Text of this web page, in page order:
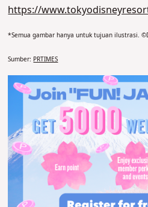
https://
*Semua gambar hanya untuk tujuan ilustrasi.
Sumber: PRTIMES